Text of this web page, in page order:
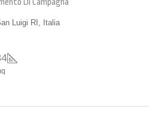
Luigi RI, Italia